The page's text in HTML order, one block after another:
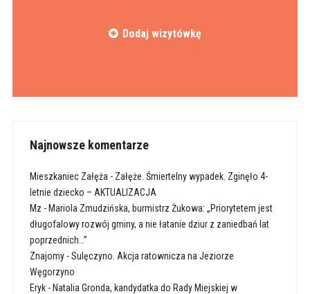
Dodaj wizytówkę
Najnowsze komentarze
Mieszkaniec Załęża - Załęże. Śmiertelny wypadek. Zginęło 4-
letnie dziecko – AKTUALIZACJA
Mz - Mariola Zmudzińska, burmistrz Żukowa: „Priorytetem jest
długofalowy rozwój gminy, a nie łatanie dziur z zaniedbań lat
poprzednich…”
Znajomy-Sulęczyno. Akcja ratownicza na Jeziorze
Węgorzyno
Eryk- Natalia Gronda, kandydatka do Rady Miejskiej w